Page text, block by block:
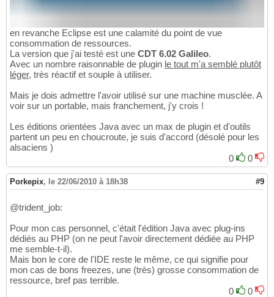
en revanche Eclipse est une calamité du point de vue
consommation de ressources.
La version que j'ai testé est une CDT 6.02 Galileo.
Avec un nombre raisonnable de plugin le tout m'a semblé plutôt
léger, très réactif et souple à utiliser.
Mais je dois admettre l'avoir utilisé sur une machine musclée. A
voir sur un portable, mais franchement, j'y crois !
Les éditions orientées Java avec un max de plugin et d'outils
partent un peu en choucroute, je suis d'accord (désolé pour les
alsaciens )
0
0
Porkepix, le 22/06/2010 à 18h38 #9
@trident_job:
Pour mon cas personnel, c'était l'édition Java avec plug-ins
dédiés au PHP (on ne peut l'avoir directement dédiée au PHP
me semble-t-il).
Mais bon le core de l'IDE reste le même, ce qui signifie pour
mon cas de bons freezes, une (très) grosse consommation de
ressource, bref pas terrible.
0
0